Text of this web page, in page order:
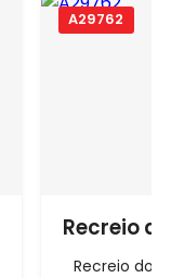
A29762
Recreio
Recreio dos